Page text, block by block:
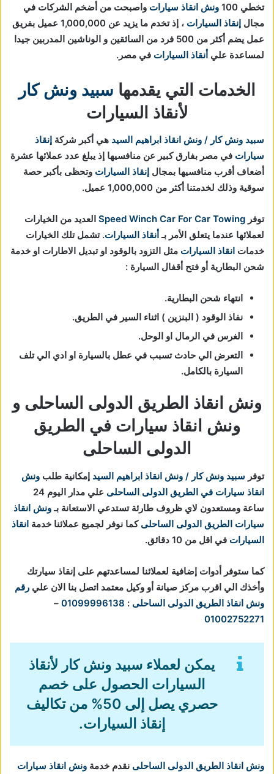
تخطي 100
ونش انقاذ سيارات واصبحت من أضخم الشركات في
مجال إنقاذ السيارات
، إذ تخدم ما يزيد عن 1,000,000 عميل بفريق
عمل يضم أكثر من 500 فرد من السائقين و الوناشين المدربين جيدا
لمساعدة علي أنقاذ السيارات في مصر.
الخدمات التي يقدمها سبيد ونش كار
لأنقاذ السيارات
سبيد ونش كار / ونش انقاذ ابراهيم السيد هي أكبر شركة إنقاذ
سيارات في مصر بفارق كبير عن منافسيها إذ يبلغ عدد عملائها عشرة
أضعاف أقرب منافسيها بمجال إنقاذ السيارات وتحظى بأكبر حصة
سوقية وذلك لخدمتنا أكثر من 1,000,000 عميل.
توفر Speed Winch Car For Car Towing العديد من الخيارات
لعملائها عندما يتعلق الأمر بـ أنقاذ السيارات. تشمل تلك الخيارات
خدمات انقاذ السيارات مثل التزود بالوقود او تبديل الاطارات او خدمة
شحن البطارية أو فتح أقفال السيارة :
انتهاء شحن البطارية.
نفاذ الوقود ( البنزين ) اثناء السير في الطريق.
الغرس في الرمال او الوحل.
التعرض الي حادث تسبب في عطل بالسيارة او ادي الي تلف
السيارة بالكامل.
ونش انقاذ الطريق الدولى الساحلى و
ونش انقاذ سيارات في الطريق
الدولى الساحلى
توفر سبيد ونش كار / ونش انقاذ ابراهيم السيد إمكانية طلب ونش
انقاذ سيارات في الطريق الدولى الساحلى
علي مدار اليوم 24
ساعة ومستعدون لاي ظروف طارئة تستدعي الاستعانة بـونش انقاذ
سيارات الطريق الدولى الساحلى كما نوفر لجميع عملائنا خدمة انقاذ
السيارات في اقل من 10 دقائق.
كما ستوفر أدوات إضافية لعملائنا لمساعدتهم على إنقاذ سيارتك
وأخذك الي اقرب مركز صيانة أو وكيل معتمد اتصل بنا الان علي رقم
ونش انقاذ الطريق الدولى الساحلى :
01099996138
–
01002752271
يمكن لعملاء سبيد ونش كار لأنقاذ
السيارات الحصول على خصم
حصري يصل إلى 50% من تكاليف
إنقاذ السيارات.
ونش انقاذ الطريق الدولى الساحلى نقدم خدمة ونش انقاذ سيارات